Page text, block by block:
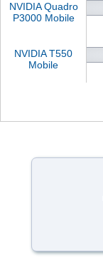
NVIDIA Quadro
P3000 Mobile
NVIDIA T550
Mobile